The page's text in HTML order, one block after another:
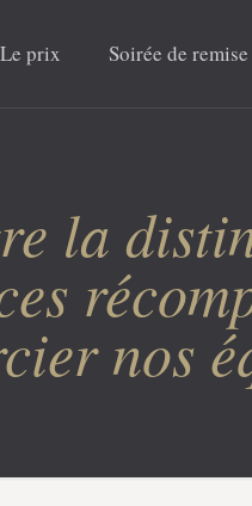
Le prix Soirée de
la
nos